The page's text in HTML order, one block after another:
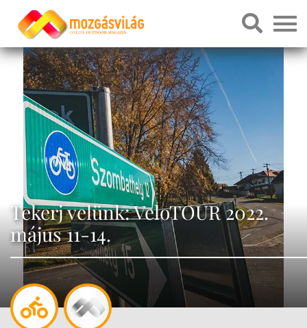
Tekerj velünk: VeloTOUR 2022.
május 11-14.